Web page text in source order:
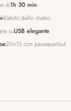
di1h 30 min
d'abito dallo studio
suUSB elegante
20×15 con passepartout